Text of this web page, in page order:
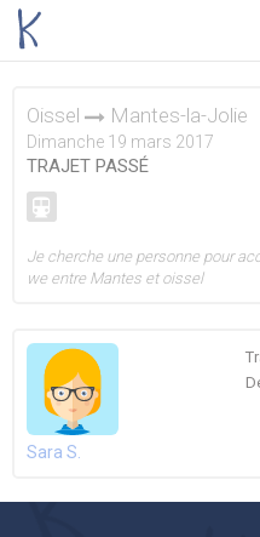
Oissel Mantes-la-Jolie
Dimanche 19 mars 2017
TRAJET PASSÉ
Je cherche une personne pour
we entre Mantes et oissel
Sara S.